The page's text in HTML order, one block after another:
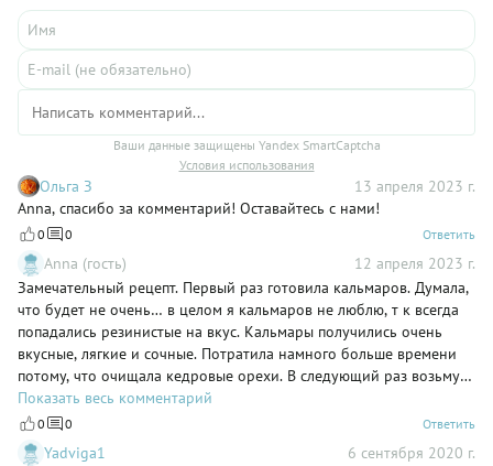
Ваши данные защищены Yandex SmartCaptcha
Условия использования
Ольга З
13 апреля 2023 г.
Anna, спасибо за комментарий! Оставайтесь с нами!
0 0 Ответить
Anna (гость)
12 апреля 2023 г.
Замечательный рецепт. Первый раз готовила кальмаров. Думала,
что будет не очень… в целом я кальмаров не люблю, т к всегда
попадались резинистые на вкус. Кальмары получились очень
вкусные, лягкие и сочные. Потратила намного больше времени
потому, что очищала кедровые орехи. В следующий раз возьму
грецкие. Спасибо за рецепт.
Показать весь комментарий
0 0 Ответить
Yadviga1
6 сентября 2020 г.